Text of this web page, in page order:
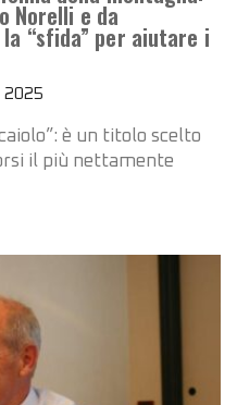
Norelli e da
“sfida” per aiutare i
2025
è un titolo scelto
il più nettamente